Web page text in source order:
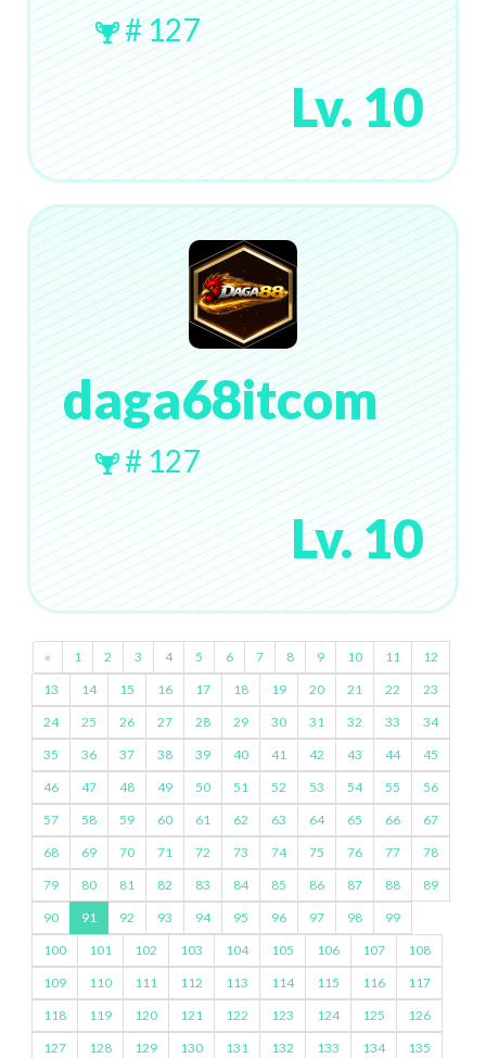
# 127
Lv. 10
daga68itcom
# 127
Lv. 10
« 1 2 3 4 5 6 7 8 9 10 11
12
13
14 15 16 17 18 19 20 21 22
23
24
25 26 27 28 29 30 31 32 33
34
35
36 37 38 39 40 41 42 43 44
45
46
47 48 49 50 51 52 53 54 55
56
57
58 59 60 61 62 63 64 65 66
67
68
69 70 71 72 73 74 75 76 77
78
79
80 81 82 83 84 85 86 87 88
89
90
91 92 93 94 95 96 97 98
99
100
101 102 103 104 105 106 107
108
109
110 111 112 113 114 115 116
117
118
119 120 121 122 123 124 125
126
127
128 129 130 131 132 133 134
135